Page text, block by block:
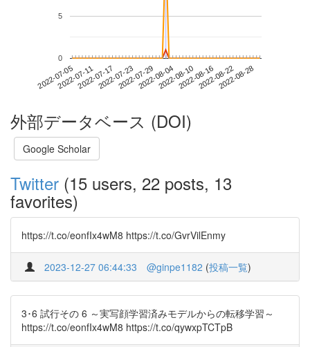
2022-07-052022-07-112022-07-172022-07-232022-07-292022-08-042022-08-102022-08-162022-08-222022-08-28
0
5
外部データベース (DOI)
Google Scholar
Twitter (15 users, 22 posts, 13
favorites)
https://t.co/eonfIx4wM8 https://t.co/GvrVilEnmy
2023-12-27 06:44:33 @ginpe1182 (投稿一覧)
3･6 試行その 6 ～実写顔学習済みモデルからの転移学習～
https://t.co/eonfIx4wM8 https://t.co/qywxpTCTpB